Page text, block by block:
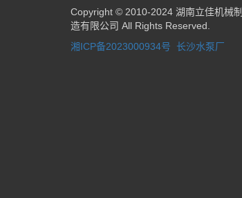
Copyright © 2010-2024 湖南立佳机械制
造有限公司 All Rights Reserved.
湘ICP备2023000934号 长沙水泵厂